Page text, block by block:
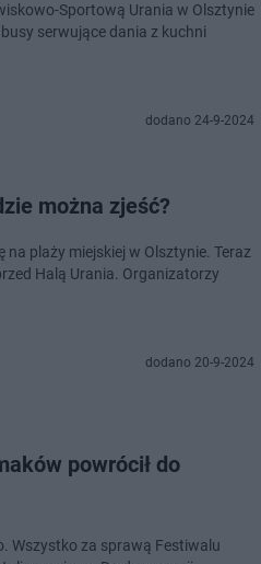
Sportową Urania w Olsztynie
serwujące dania z kuchni
dodano 24-9-2024
można zjeść?
plaży miejskiej w Olsztynie. Teraz
Halą Urania. Organizatorzy
dodano 20-9-2024
powrócił do
Wszystko za sprawą Festiwalu